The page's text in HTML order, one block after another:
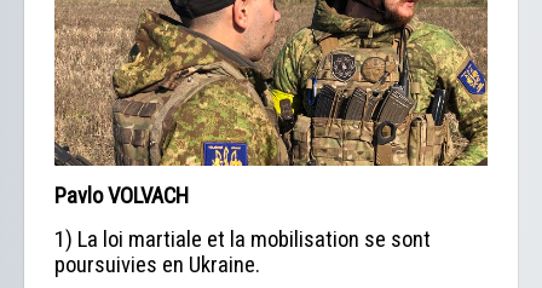
Pavlo VOLVACH
1) La loi martiale et la mobilisation se sont
poursuivies en Ukraine.